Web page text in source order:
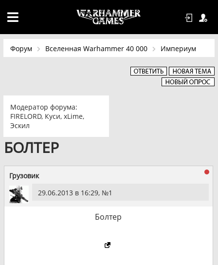
Форум Вселенная Warhammer 40 000 Империум
Модератор форума:
FIRELORD, Куси, xLime,
Эскил
БОЛТЕР
Грузовик
29.06.2013 в 16:29, №1
Болтер